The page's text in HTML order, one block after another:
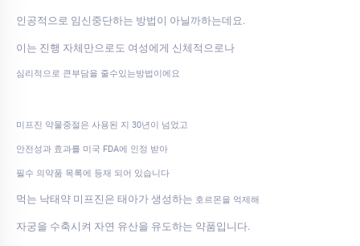
인공적으로 임신중단하는 방법이 아닐까하는데요.
이는 진행 자체만으로도 여성에게 신체적으로나
심리적으로 큰부담을 줄수있는방법이에요
미프진 약물중절은 사용된 지 30년이 넘었고
안전성과 효과를 미국 FDA에 인정 받아
필수 의약품 목록에 등재 되어 있습니다
먹는 낙태약 미프진은 태아가 생성하는 호르몬을 억제해
자궁을 수축시켜 자연 유산을 유도하는 약품입니다.